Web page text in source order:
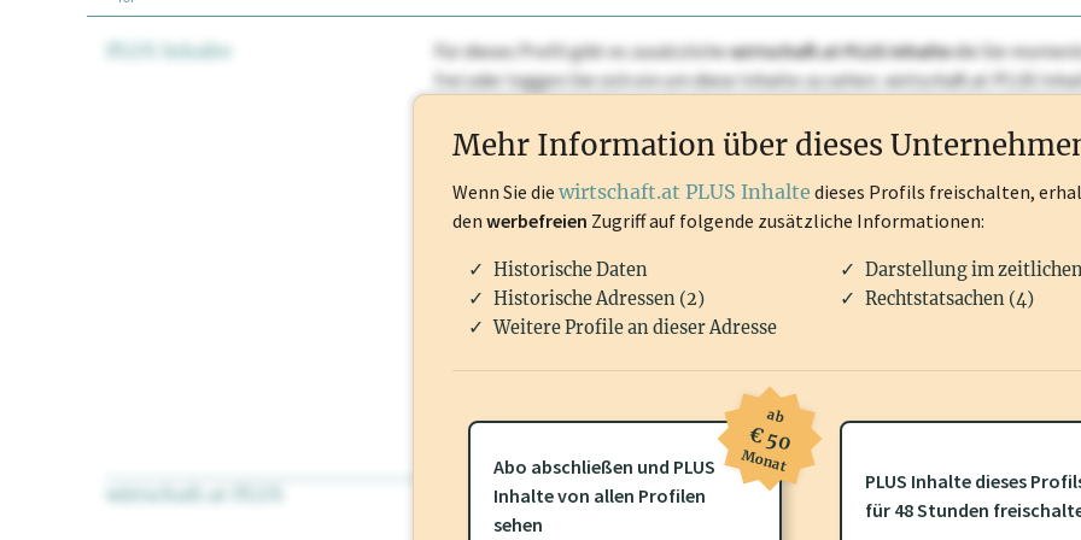
PLUS Inhalte Für dieses Profil gibt es zusätzlichewirtschaft.at PLUS Inhaltedie Sie
frei oder loggen Sie sich ein um diese Inhalte zu sehen. wirtschaft.at PLUS
wirtschaft.at PLUS Für dieses Profil gibt es zusätzliche wirtschaft.at PLUS Inhaltedie Sie
frei oder loggen Sie sich ein um diese Inhalte zu sehen.
Mehr Information über dieses
Wenn Sie die wirtschaft.at PLUS Inhalte dieses Profils freischalten,
den werbefreien Zugriff auf folgende zusätzliche Informationen:
Historische Daten
Darstellung im
Historische Adressen (2)
Rechtstatsachen (4)
Weitere Profile an dieser Adresse
Abo abschließen und PLUS
Inhalte von allen Profilen
sehen
ab
€ 50
Monat
PLUS Inhalte dieses
für 48 Stunden